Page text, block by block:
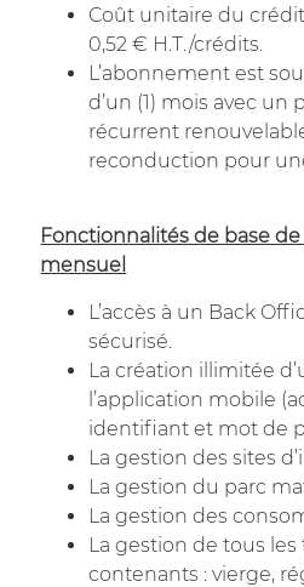
Coût unitaire du
0,52 € H.T./crédits.
L’abonnement est
d’un (1) mois avec un
récurrent
reconduction pour
Fonctionnalités de base
mensuel
L’accès à un Back
sécurisé.
La création illimitée
l’application mobile
identifiant et mot de
La gestion des sites
La gestion du parc
La gestion des
La gestion de tous les
contenants : vierge,